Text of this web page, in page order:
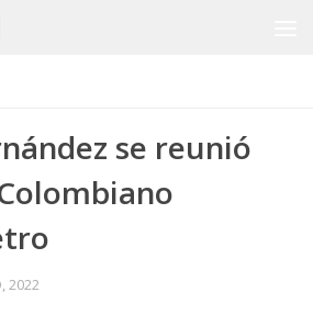
se reunió
2022